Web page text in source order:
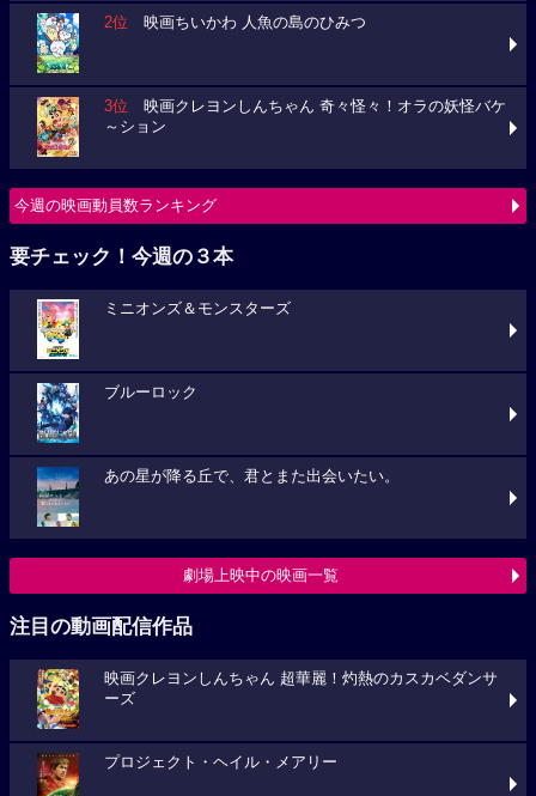
2位 映画ちいかわ 人魚の島のひみつ
3位 映画クレヨンしんちゃん 奇々怪々！オラの妖怪バケ
～ション
今週の映画動員数ランキング
要チェック！今週の３本
ミニオンズ＆モンスターズ
ブルーロック
あの星が降る丘で、君とまた出会いたい。
劇場上映中の映画一覧
注目の動画配信作品
映画クレヨンしんちゃん 超華麗！灼熱のカスカベダンサ
ーズ
プロジェクト・ヘイル・メアリー